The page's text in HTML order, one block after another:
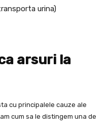
urina)
arsuri la
cu principalele cauze ale
cum sa le distingem una de